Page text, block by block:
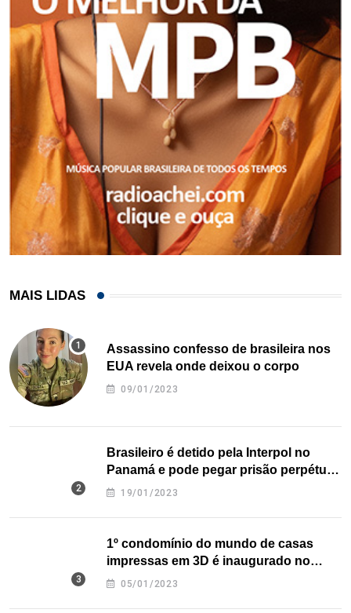
MAIS LIDAS
Assassino confesso de brasileira nos
EUA revela onde deixou o corpo
09/01/2023
Brasileiro é detido pela Interpol no
Panamá e pode pegar prisão perpétua
nos EUA
19/01/2023
1º condomínio do mundo de casas
impressas em 3D é inaugurado no
Texas
05/01/2023